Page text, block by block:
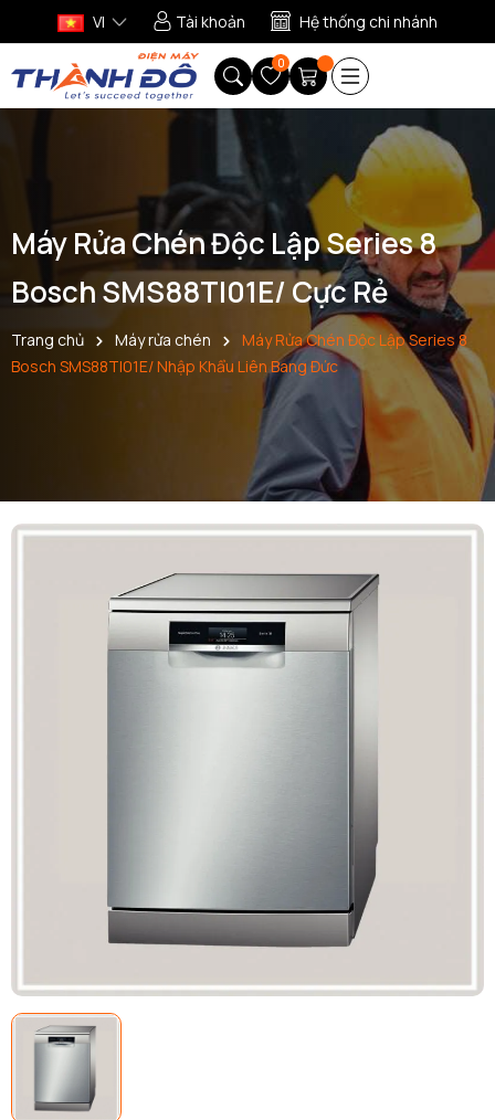
VI Tài khoản Hệ thống chi nhánh
0
Máy Rửa Chén Độc Lập Series 8
Bosch SMS88TI01E/ Cực Rẻ
Trang chủ Máy rửa chén
Máy Rửa Chén Độc Lập Series 8
Bosch SMS88TI01E/ Nhập Khẩu Liên Bang Đức
Copy mã và nhập mã ở trang